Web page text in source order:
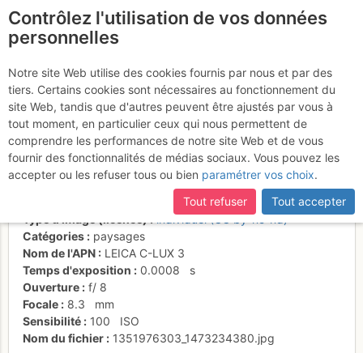
Mont Blanc et hommes
rouges
Activités
Date/heure
individuel (CC by-nc-nd)
Catégories
paysages
Nom de l'APN
LEICA C-LUX 3
Temps d'exposition
0.0008
s
Ouverture
f/ 8
Focale
8.3
mm
Sensibilité
100
ISO
Nom du fichier
1351976303_1473234380.jpg
Contrôlez l'utilisation de vos données
personnelles
Notre site Web utilise des cookies fournis par nous et par des
tiers. Certains cookies sont nécessaires au fonctionnement du
site Web, tandis que d'autres peuvent être ajustés par vous à
tout moment, en particulier ceux qui nous permettent de
comprendre les performances de notre site Web et de vous
fournir des fonctionnalités de médias sociaux. Vous pouvez les
accepter ou les refuser tous ou bien paramétrer vos choix.
Tout refuser
Tout accepter